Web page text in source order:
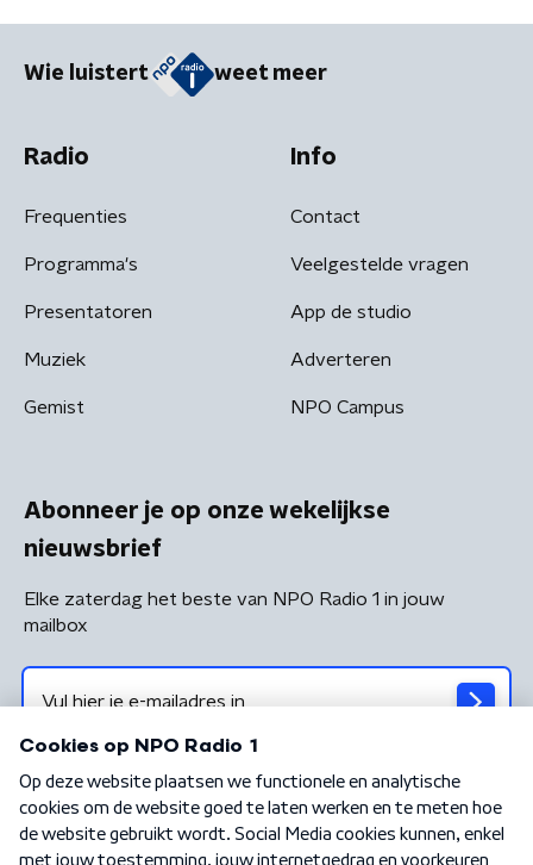
Wie luistert weet meer
Radio
Frequenties
Programma's
Presentatoren
Muziek
Gemist
Info
Contact
Veelgestelde vragen
App de studio
Adverteren
NPO Campus
Abonneer je op onze wekelijkse
nieuwsbrief
Elke zaterdag het beste van NPO Radio 1 in jouw
mailbox
Algemene voorwaarden